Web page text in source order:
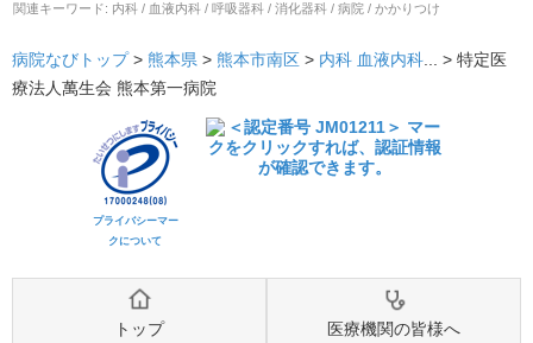
関連キーワード: 内科 / 血液内科 / 呼吸器科 / 消化器科 / 病院 / かかりつけ
病院なびトップ > 熊本県 > 熊本市南区 > 内科 血液内科... > 特定医
療法人萬生会 熊本第一病院
プライバシーマー
クについて
トップ 医療機関の皆様へ